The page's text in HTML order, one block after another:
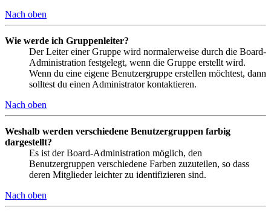
Nach oben
Wie werde ich Gruppenleiter?
Der Leiter einer Gruppe wird normalerweise durch die Board-
Administration festgelegt, wenn die Gruppe erstellt wird.
Wenn du eine eigene Benutzergruppe erstellen möchtest, dann
solltest du einen Administrator kontaktieren.
Nach oben
Weshalb werden verschiedene Benutzergruppen farbig
dargestellt?
Es ist der Board-Administration möglich, den
Benutzergruppen verschiedene Farben zuzuteilen, so dass
deren Mitglieder leichter zu identifizieren sind.
Nach oben